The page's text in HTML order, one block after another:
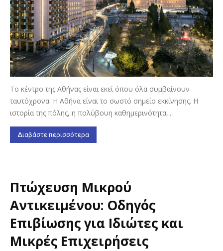
Το κέντρο της Αθήνας είναι εκεί όπου όλα συμβαίνουν
ταυτόχρονα. Η Αθήνα είναι το σωστό σημείο εκκίνησης. Η
ιστορία της πόλης, η πολύβουη καθημερινότητα,...
Διαβάστε περισσότερα
Πτώχευση Μικρού
Αντικειμένου: Οδηγός
Επιβίωσης για Ιδιώτες και
Μικρές Επιχειρήσεις